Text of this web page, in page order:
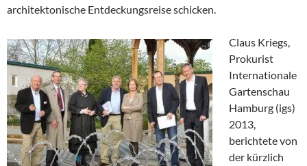
architektonische Entdeckungsreise schicken.
Claus Kriegs,
Prokurist
Internationale
Gartenschau
Hamburg (igs)
2013,
berichtete von
der kürzlich